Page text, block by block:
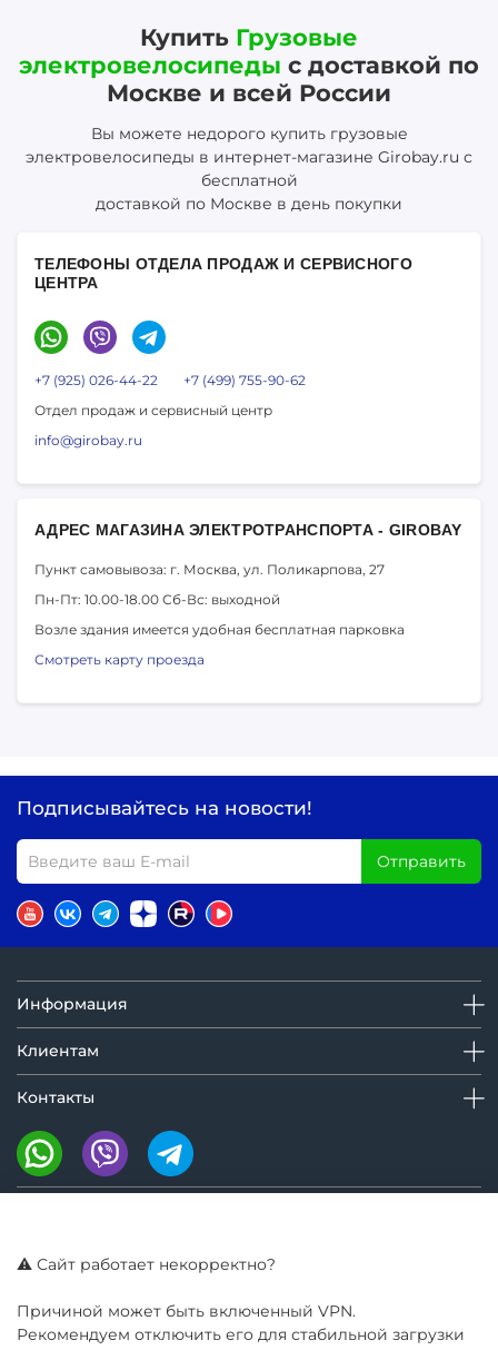
Купить Грузовые
электровелосипеды с доставкой по
Москве и всей России
Вы можете недорого купить грузовые
электровелосипеды в интернет-магазине Girobay.ru с
бесплатной
доставкой по Москве в день покупки
ТЕЛЕФОНЫ ОТДЕЛА ПРОДАЖ И СЕРВИСНОГО
ЦЕНТРА
+7 (925) 026-44-22
+7 (499) 755-90-62
Отдел продаж и сервисный центр
info@girobay.ru
АДРЕС МАГАЗИНА ЭЛЕКТРОТРАНСПОРТА - GIROBAY
Пункт самовывоза: г. Москва, ул. Поликарпова, 27
Пн-Пт: 10.00-18.00 Сб-Вс: выходной
Возле здания имеется удобная бесплатная парковка
Смотреть карту проезда
Подписывайтесь на новости!
Отправить
Информация
Клиентам
Контакты
⚠️ Сайт работает некорректно?
Причиной может быть включенный VPN.
Рекомендуем отключить его для стабильной загрузки